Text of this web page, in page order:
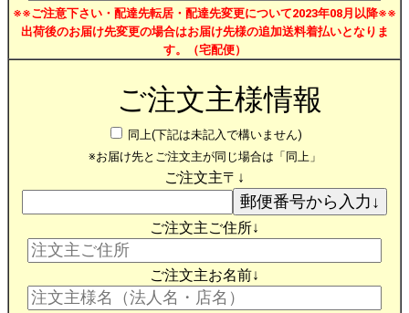
※※ご注意下さい・配達先転居・配達先変更について2023年08月以降※※
出荷後のお届け先変更の場合はお届け先様の追加送料着払いとなりま
す。（宅配便）
ご注文主様情報
同上(下記は未記入で構いません)
※お届け先とご注文主が同じ場合は「同上」
ご注文主〒↓
ご注文主ご住所↓
ご注文主お名前↓